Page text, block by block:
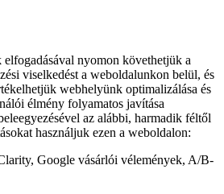
elfogadásával nyomon követhetjük a
viselkedést a weboldalunkon belül, és
webhelyünk optimalizálása és
élmény folyamatos javítása
az alábbi, harmadik féltől
használjuk ezen a weboldalon:
Google vásárlói vélemények, A/B-